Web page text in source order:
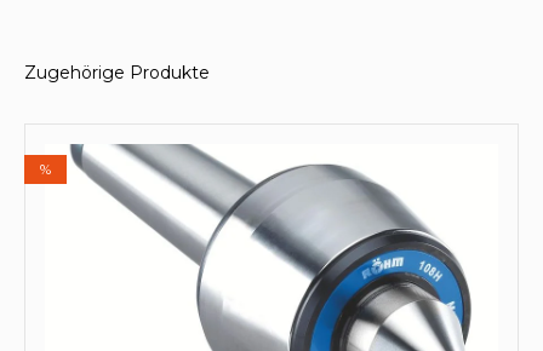
Produktgalerie überspringen
Zugehörige Produkte
%